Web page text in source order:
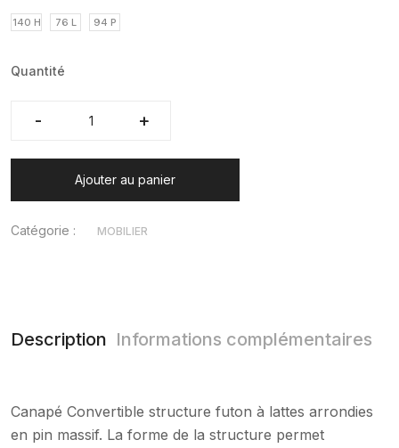
140 H 76 L 94 P
Quantité
- +
- +
Ajouter au panier
Catégorie : MOBILIER
Description Informations complémentaires
Canapé Convertible structure futon à lattes arrondies
en pin massif. La forme de la structure permet